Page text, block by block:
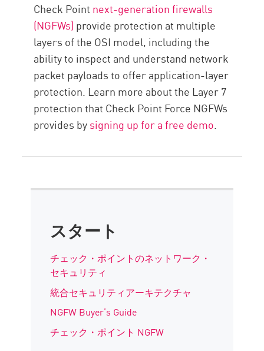
Check Point next-generation firewalls
(NGFWs) provide protection at multiple
layers of the OSI model, including the
ability to inspect and understand network
packet payloads to offer application-layer
protection. Learn more about the Layer 7
protection that Check Point Force NGFWs
provides bysigning up for a free demo.
スタート
チェック・ポイントのネットワーク・
セキュリティ
統合セキュリティアーキテクチャ
NGFW Buyer’s Guide
チェック・ポイント NGFW